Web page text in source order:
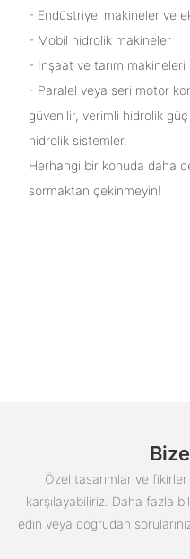
- Endüstriyel makineler ve
- Mobil hidrolik makineler
- İnşaat ve tarım makineleri
- Paralel veya seri motor
güvenilir, verimli hidrolik
hidrolik sistemler.
Herhangi bir konuda daha
sormaktan çekinmeyin!
Özel tasarımlar ve
karşılayabiliriz. Daha fazla
edin veya doğrudan